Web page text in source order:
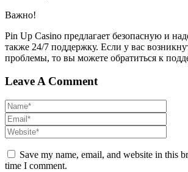
Важно!
Pin Up Casino предлагает безопасную и
также 24/7 поддержку. Если у вас
проблемы, то вы можете обратиться к
Leave A Comment
Save my name, email, and website in this
time I comment.